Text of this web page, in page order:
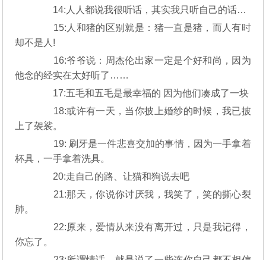
14:人人都说我很听话，其实我只听自己的话…
15:人和猪的区别就是：猪一直是猪，而人有时
却不是人!
16:爷爷说：周杰伦出家一定是个好和尚，因为
他念的经实在太好听了……
17:五毛和五毛是最幸福的 因为他们凑成了一块
18:或许有一天，当你披上婚纱的时候，我已披
上了袈裟。
19: 刷牙是一件悲喜交加的事情，因为一手拿着
杯具，一手拿着洗具。
20:走自己的路、让猫和狗说去吧
21:那天，你说你讨厌我，我笑了，笑的撕心裂
肺。
22:原来，爱情从来没有离开过，只是我记得，
你忘了。